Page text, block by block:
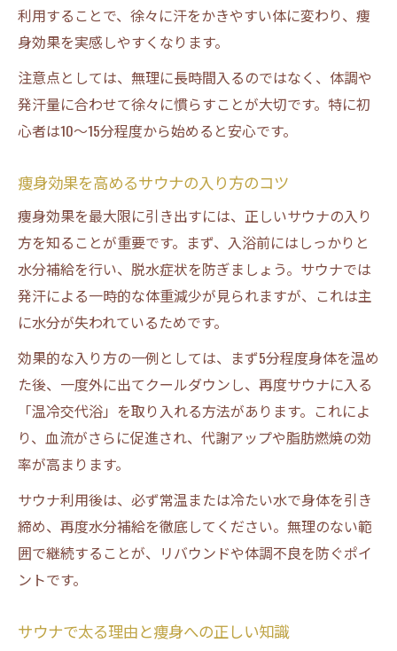
ン
忙しい方が継続しやすい痩身法を紹介
痩身効果を実感するルーティンの作り方
スーパー銭湯を活用した痩身スケジュール
痩身のための無理なく続くサウナ活用法
利用することで、徐々に汗をかきやすい体に変わり、痩
身効果を実感しやすくなります。
注意点としては、無理に長時間入るのではなく、体調や
発汗量に合わせて徐々に慣らすことが大切です。特に初
心者は10〜15分程度から始めると安心です。
痩身効果を高めるサウナの入り方のコツ
痩身効果を最大限に引き出すには、正しいサウナの入り
方を知ることが重要です。まず、入浴前にはしっかりと
水分補給を行い、脱水症状を防ぎましょう。サウナでは
発汗による一時的な体重減少が見られますが、これは主
に水分が失われているためです。
効果的な入り方の一例としては、まず5分程度身体を温め
た後、一度外に出てクールダウンし、再度サウナに入る
「温冷交代浴」を取り入れる方法があります。これによ
り、血流がさらに促進され、代謝アップや脂肪燃焼の効
率が高まります。
サウナ利用後は、必ず常温または冷たい水で身体を引き
締め、再度水分補給を徹底してください。無理のない範
囲で継続することが、リバウンドや体調不良を防ぐポイ
ントです。
サウナで太る理由と痩身への正しい知識